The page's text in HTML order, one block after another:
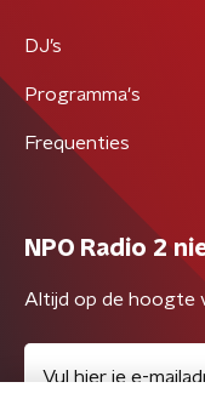
DJ’s
Programma's
Frequenties
NPO Radio 2
Altijd op de hoogte